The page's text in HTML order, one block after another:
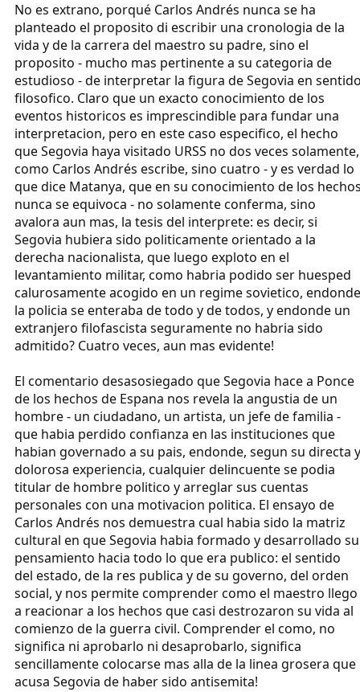
No es extrano, porqué Carlos Andrés nunca se ha
planteado el proposito di escribir una cronologia de la
vida y de la carrera del maestro su padre, sino el
proposito - mucho mas pertinente a su categoria de
estudioso - de interpretar la figura de Segovia en
filosofico. Claro que un exacto conocimiento de los
eventos historicos es imprescindible para fundar una
interpretacion, pero en este caso especifico, el hecho
que Segovia haya visitado URSS no dos veces solamente,
como Carlos Andrés escribe, sino cuatro - y es verdad lo
que dice Matanya, que en su conocimiento de los
nunca se equivoca - no solamente conferma, sino
avalora aun mas, la tesis del interprete: es decir, si
Segovia hubiera sido politicamente orientado a la
derecha nacionalista, que luego exploto en el
levantamiento militar, como habria podido ser huesped
calurosamente acogido en un regime sovietico, endonde
la policia se enteraba de todo y de todos, y endonde un
extranjero filofascista seguramente no habria sido
admitido? Cuatro veces, aun mas evidente!
El comentario desasosiegado que Segovia hace a Ponce
de los hechos de Espana nos revela la angustia de un
hombre - un ciudadano, un artista, un jefe de familia -
que habia perdido confianza en las instituciones que
habian governado a su pais, endonde, segun su directa y
dolorosa experiencia, cualquier delincuente se podia
titular de hombre politico y arreglar sus cuentas
personales con una motivacion politica. El ensayo de
Carlos Andrés nos demuestra cual habia sido la matriz
cultural en que Segovia habia formado y desarrollado su
pensamiento hacia todo lo que era publico: el sentido
del estado, de la res publica y de su governo, del orden
social, y nos permite comprender como el maestro llego
a reacionar a los hechos que casi destrozaron su vida al
comienzo de la guerra civil. Comprender el como, no
significa ni aprobarlo ni desaprobarlo, significa
sencillamente colocarse mas alla de la linea grosera que
acusa Segovia de haber sido antisemita!